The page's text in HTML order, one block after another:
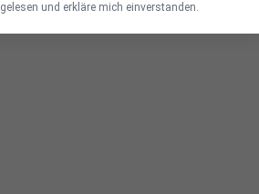
gelesen und erkläre mich einverstanden.